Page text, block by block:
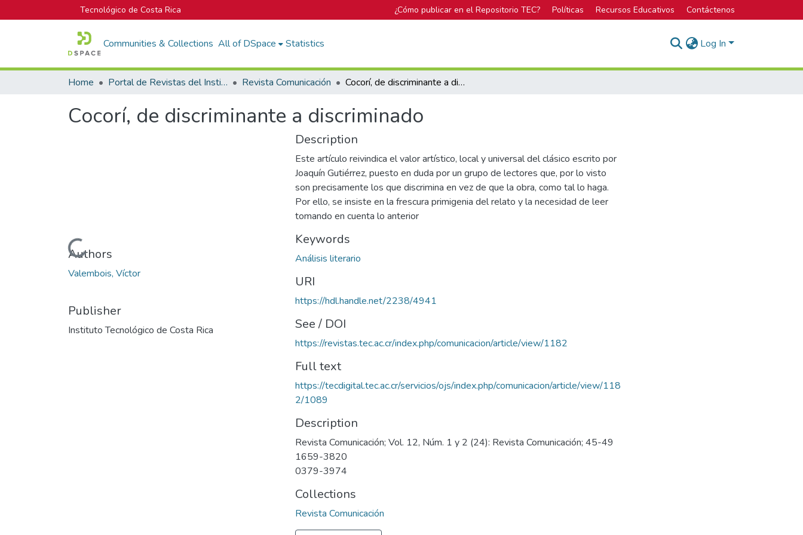
Tecnológico de Costa Rica ¿Cómo publicar en el Repositorio TEC? Políticas Recursos Educativos Contáctenos
Communities & Collections All of DSpace Statistics Log In
Home Portal de Revistas del Instituto Tecnológico de Costa Rica Revista Comunicación Cocorí, de discriminante a discriminado
Cocorí, de discriminante a discriminado
Loading...
Authors
Valembois, Víctor
Publisher
Instituto Tecnológico de Costa Rica
Description
Este artículo reivindica el valor artístico, local y universal del clásico escrito por
Joaquín Gutiérrez, puesto en duda por un grupo de lectores que, por lo visto
son precisamente los que discrimina en vez de que la obra, como tal lo haga.
Por ello, se insiste en la frescura primigenia del relato y la necesidad de leer
tomando en cuenta lo anterior
Keywords
Análisis literario
URI
https://hdl.handle.net/2238/4941
See / DOI
https://revistas.tec.ac.cr/index.php/comunicacion/article/view/1182
Full text
https://tecdigital.tec.ac.cr/servicios/ojs/index.php/comunicacion/article/view/118
2/1089
Description
Revista Comunicación; Vol. 12, Núm. 1 y 2 (24): Revista Comunicación; 45-49
1659-3820
0379-3974
Collections
Revista Comunicación